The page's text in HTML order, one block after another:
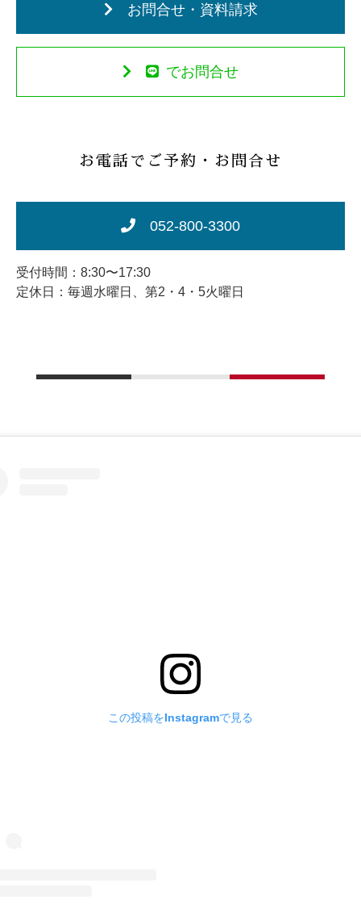
お問合せ・資料請求
でお問合せ
お電話でご予約・お問合せ
052-800-3300
受付時間：8:30〜17:30
定休日：毎週水曜日、第2・4・5火曜日
この投稿をInstagramで見る